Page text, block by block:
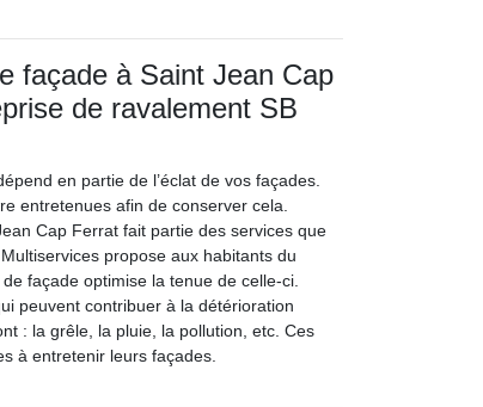
façade à Saint Jean Cap
de ravalement SB
en partie de l’éclat de vos façades.
entretenues afin de conserver cela.
Cap Ferrat fait partie des services que
propose aux habitants du
façade optimise la tenue de celle-ci.
peuvent contribuer à la détérioration
: la grêle, la pluie, la pollution, etc. Ces
à entretenir leurs façades.